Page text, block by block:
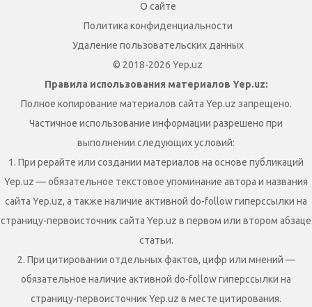
О сайте
Политика конфиденциальности
Удаление пользовательских данных
© 2018-2026 Yep.uz
Правила использования материалов Yep.uz:
Полное копирование материалов сайта Yep.uz запрещено.
Частичное использование информации разрешено при
выполнении следующих условий:
1. При рерайте или создании материалов на основе публикаций
Yep.uz — обязательное текстовое упоминание автора и названия
сайта Yep.uz, а также наличие активной do-follow гиперссылки на
страницу-первоисточник сайта Yep.uz в первом или втором абзаце
статьи.
2. При цитировании отдельных фактов, цифр или мнений —
обязательное наличие активной do-follow гиперссылки на
страницу-первоисточник Yep.uz в месте цитирования.